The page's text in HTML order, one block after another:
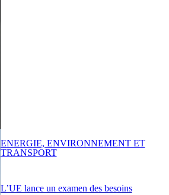
L’UE lance un examen des besoins
ENERGIE, ENVIRONNEMENT ET
TRANSPORT